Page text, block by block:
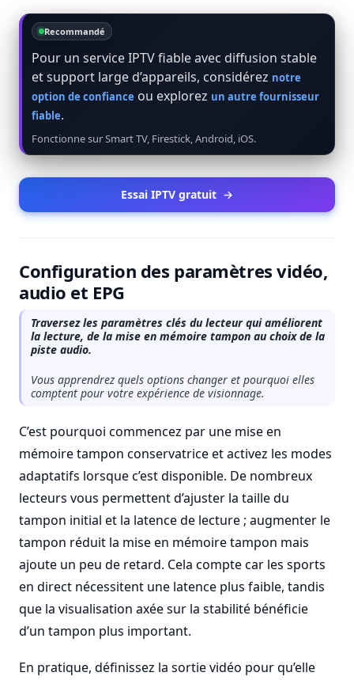
Recommandé
Pour un service IPTV fiable avec diffusion stable
et support large d’appareils, considérez notre
option de confiance ou explorez un autre fournisseur
fiable.
Fonctionne sur Smart TV, Firestick, Android, iOS.
Essai IPTV gratuit →
Configuration des paramètres vidéo,
audio et EPG
Traversez les paramètres clés du lecteur qui améliorent
la lecture, de la mise en mémoire tampon au choix de la
piste audio.
Vous apprendrez quels options changer et pourquoi elles
comptent pour votre expérience de visionnage.
C’est pourquoi commencez par une mise en
mémoire tampon conservatrice et activez les modes
adaptatifs lorsque c’est disponible. De nombreux
lecteurs vous permettent d’ajuster la taille du
tampon initial et la latence de lecture ; augmenter le
tampon réduit la mise en mémoire tampon mais
ajoute un peu de retard. Cela compte car les sports
en direct nécessitent une latence plus faible, tandis
que la visualisation axée sur la stabilité bénéficie
d’un tampon plus important.
En pratique, définissez la sortie vidéo pour qu’elle